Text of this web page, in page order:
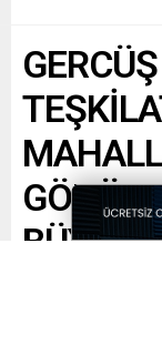
BÜYÜK